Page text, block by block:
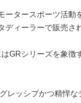
ータースポーツ活動
ィーラーで販売さ
GRシリーズを象徴
レッシブかつ精悍な